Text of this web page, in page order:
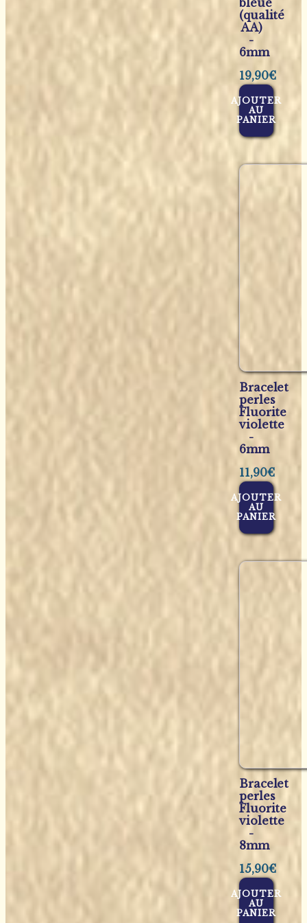
bleue
(qualité
AA)
-
6mm
19,90€
AJOUTER
AU
PANIER
Bracelet
perles
Fluorite
violette
-
6mm
11,90€
AJOUTER
AU
PANIER
Bracelet
perles
Fluorite
violette
-
8mm
15,90€
AJOUTER
AU
PANIER